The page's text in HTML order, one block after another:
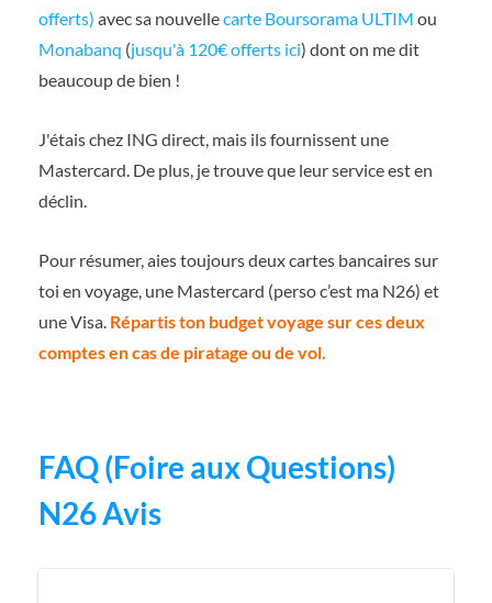
offerts) avec sa nouvellecarte Boursorama ULTIM ou
Monabanq (jusqu'à 120€ offerts ici) dont on me dit
beaucoup de bien !
J'étais chez ING direct, mais ils fournissent une
Mastercard. De plus, je trouve que leur service est en
déclin.
Pour résumer, aies toujours deux cartes bancaires sur
toi en voyage, une Mastercard (perso c’est ma N26) et
une Visa. Répartis ton budget voyage sur ces deux
comptes en cas de piratage ou de vol.
FAQ (Foire aux Questions)
N26 Avis